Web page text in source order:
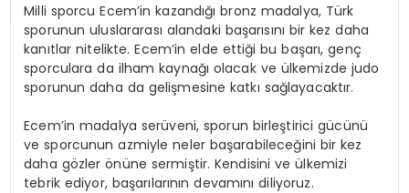
Milli sporcu Ecem’in kazandığı bronz madalya, Türk
sporunun uluslararası alandaki başarısını bir kez daha
kanıtlar nitelikte. Ecem’in elde ettiği bu başarı, genç
sporculara da ilham kaynağı olacak ve ülkemizde judo
sporunun daha da gelişmesine katkı sağlayacaktır.
Ecem’in madalya serüveni, sporun birleştirici gücünü
ve sporcunun azmiyle neler başarabileceğini bir kez
daha gözler önüne sermiştir. Kendisini ve ülkemizi
tebrik ediyor, başarılarının devamını diliyoruz.